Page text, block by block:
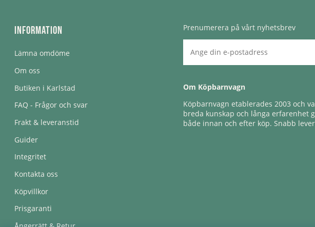
Information
Lämna omdöme
Om oss
Butiken i Karlstad
FAQ - Frågor och svar
Frakt & leveranstid
Guider
Integritet
Kontakta oss
Köpvillkor
Prisgaranti
Prenumerera på vårt nyhetsbrev
Om Köpbarnvagn
Köpbarnvagn etablerades 2003 och
breda kunskap och långa erfarenhet
både innan och efter köp. Snabb